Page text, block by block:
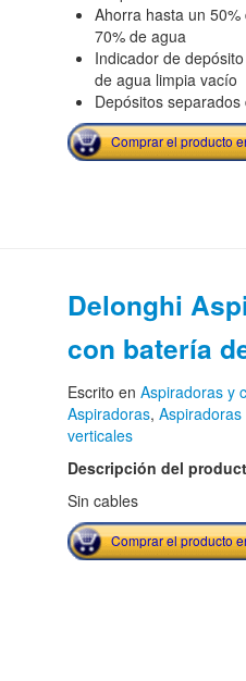
Ahorra hasta un
70% de agua
Indicador de
de agua limpia vacío
Depósitos
Comprar el producto
Delonghi
con batería
Escrito en Aspiradoras y
Aspiradoras,
verticales
Descripción del
Sin cables
Comprar el producto